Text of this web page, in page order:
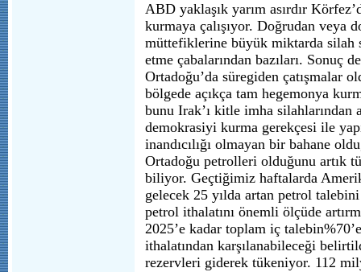
ABD yaklaşık yarım asırdır
kurmaya çalışıyor. Doğrudan veya
müttefiklerine büyük miktarda silah
etme çabalarından bazıları. Sonuç
Ortadoğu’da süregiden çatışmalar
bölgede açıkça tam hegemonya
bunu Irak’ı kitle imha silahlarından
demokrasiyi kurma gerekçesi ile
inandıcılığı olmayan bir bahane
Ortadoğu petrolleri olduğunu artık
biliyor. Geçtiğimiz haftalarda
gelecek 25 yılda artan petrol
petrol ithalatını önemli ölçüde
2025’e kadar toplam iç
ithalatından karşılanabileceği
rezervleri giderek tükeniyor. 112